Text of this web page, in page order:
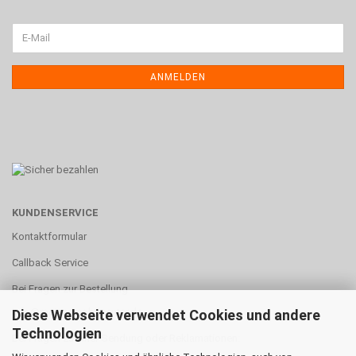
Diese Webseite verwendet Cookies und andere
Technologien
ANMELDEN
KUNDENSERVICE
Kontaktformular
Callback Service
Bei Fragen zur Bestellung
info@meisesmobacenter.de
Bei Fragen zu einer Sendung oder Reklamationen: